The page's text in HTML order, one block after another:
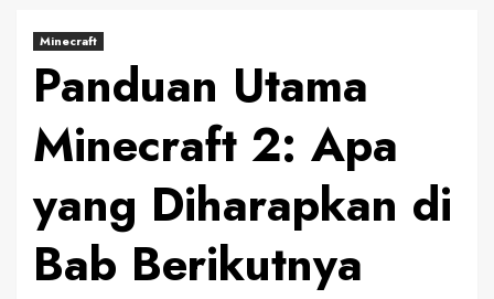
Minecraft
Panduan Utama
Minecraft 2: Apa
yang Diharapkan di
Bab Berikutnya